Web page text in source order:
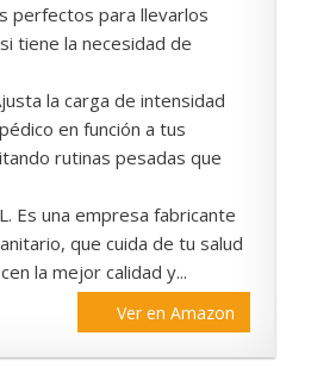
perfectos para llevarlos
tiene la necesidad de
la carga de intensidad
en función a tus
rutinas pesadas que
Es una empresa fabricante
que cuida de tu salud
la mejor calidad y...
Ver en Amazon